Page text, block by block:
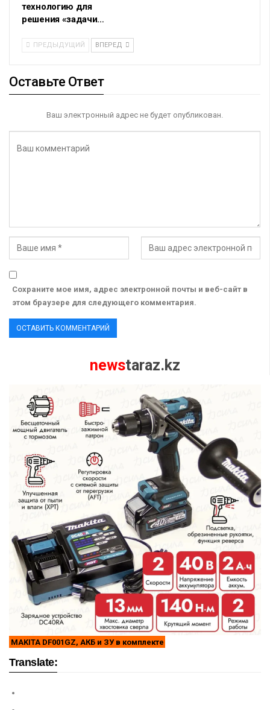
технологию для
решения «задачи…
ПРЕДЫДУЩИЙ ВПЕРЕД
Оставьте Ответ
Ваш электронный адрес не будет опубликован.
Сохраните мое имя, адрес электронной почты и веб-сайт в
этом браузере для следующего комментария.
newstaraz.kz
MAKITA DF001GZ, АКБ и ЗУ в комплекте
Translate: